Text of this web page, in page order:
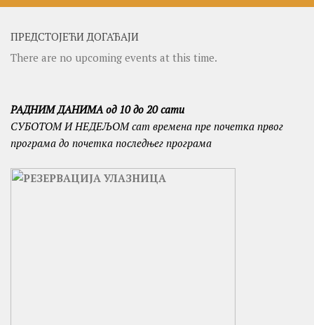
ПРЕДСТОЈЕЋИ ДОГАЂАЈИ
There are no upcoming events at this time.
РАДНИМ ДАНИМА од 10 до 20 сати
СУБОТОМ ИНЕДЕЉОМ сат времена пре почетка првог
програма до почетка последњег програма